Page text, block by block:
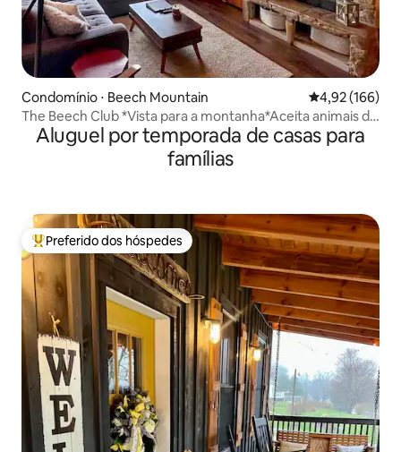
Condomínio ⋅ Beech Mountain 4,92 de uma
4,92 (166)
The Beech Club *Vista para a montanha*Aceita animais de
estimação*
Aluguel por temporada de casas para
famílias
Entre os melhores preferidos dos hóspedes
Preferido dos hóspedes